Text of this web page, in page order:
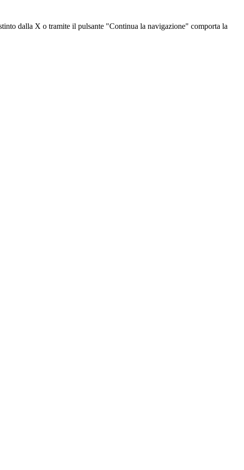
dalla X o tramite il pulsante "Continua la navigazione" comporta la